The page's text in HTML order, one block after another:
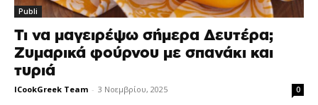
Publi
Τι να μαγειρέψω σήμερα Δευτέρα;
Ζυμαρικά φούρνου με σπανάκι και
τυριά
ICookGreek Team - 3 Νοεμβρίου, 2025 0